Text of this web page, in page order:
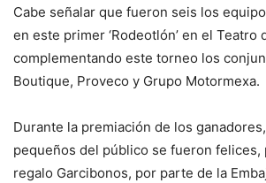
Cabe señalar que fueron seis los
en este primer ‘Rodeotlón’ en el Teatro
complementando este torneo los
Boutique, Proveco y Grupo Motormexa.
Durante la premiación de los
pequeños del público se fueron
regalo Garcibonos, por parte de la